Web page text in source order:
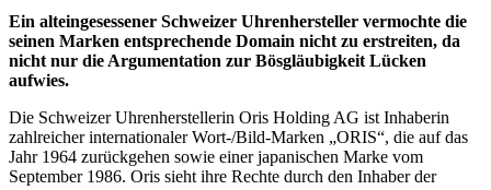
Ein alteingesessener Schweizer Uhrenhersteller vermochte die
seinen Marken entsprechende Domain nicht zu erstreiten, da
nicht nur die Argumentation zur Bösgläubigkeit Lücken
aufwies.
Die Schweizer Uhrenherstellerin Oris Holding AG ist Inhaberin
zahlreicher internationaler Wort-/Bild-Marken „ORIS“, die auf das
Jahr 1964 zurückgehen sowie einer japanischen Marke vom
September 1986. Oris sieht ihre Rechte durch den Inhaber der